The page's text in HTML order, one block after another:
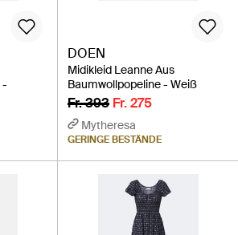
-
DOEN
Midikleid Leanne Aus
Baumwollpopeline - Weiß
Fr. 393 Fr. 275
Mytheresa
GERINGE BESTÄNDE